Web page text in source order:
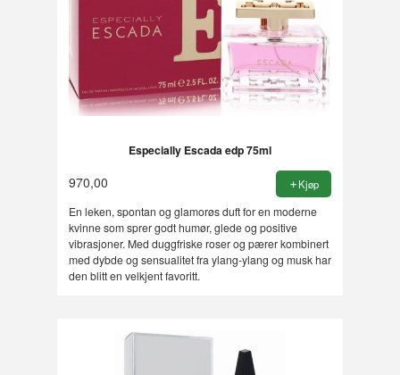
Especially Escada edp 75ml
970,00 Kjøp
En leken, spontan og glamorøs duft for en moderne
kvinne som sprer godt humør, glede og positive
vibrasjoner. Med duggfriske roser og pærer kombinert
med dybde og sensualitet fra ylang-ylang og musk har
den blitt en velkjent favoritt.